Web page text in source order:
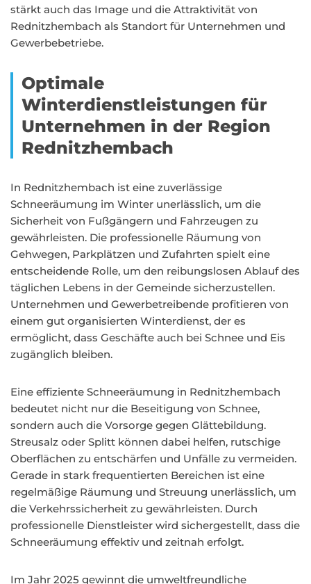
stärkt auch das Image und die Attraktivität von
Rednitzhembach als Standort für Unternehmen und
Gewerbebetriebe.
Optimale
Winterdienstleistungen für
Unternehmen in der Region
Rednitzhembach
In Rednitzhembach ist eine zuverlässige
Schneeräumung im Winter unerlässlich, um die
Sicherheit von Fußgängern und Fahrzeugen zu
gewährleisten. Die professionelle Räumung von
Gehwegen, Parkplätzen und Zufahrten spielt eine
entscheidende Rolle, um den reibungslosen Ablauf des
täglichen Lebens in der Gemeinde sicherzustellen.
Unternehmen und Gewerbetreibende profitieren von
einem gut organisierten Winterdienst, der es
ermöglicht, dass Geschäfte auch bei Schnee und Eis
zugänglich bleiben.
Eine effiziente Schneeräumung in Rednitzhembach
bedeutet nicht nur die Beseitigung von Schnee,
sondern auch die Vorsorge gegen Glättebildung.
Streusalz oder Splitt können dabei helfen, rutschige
Oberflächen zu entschärfen und Unfälle zu vermeiden.
Gerade in stark frequentierten Bereichen ist eine
regelmäßige Räumung und Streuung unerlässlich, um
die Verkehrssicherheit zu gewährleisten. Durch
professionelle Dienstleister wird sichergestellt, dass die
Schneeräumung effektiv und zeitnah erfolgt.
Im Jahr 2025 gewinnt die umweltfreundliche